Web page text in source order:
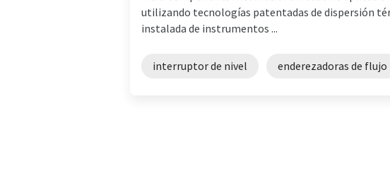
utilizando tecnologías patentadas de dispersión
instalada de instrumentos ...
interruptor de nivel enderezadoras de flujo